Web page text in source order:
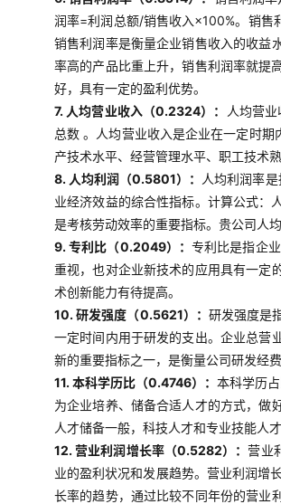
润率=利润总额/销售收入×100%。销售
销售利润率是衡量企业销售收入的收益
率高的产品比重上升，销售利润率就提
好，具有一定的盈利优势。
7. 人均营业收入（0.2324）：
人均营
总数 。人均营业收入是企业在一定时
产技术水平、经营管理水平、职工技术
8. 人均利润（0.5801）： 人均利润率
业经济效益的综合性指标。计算公式：
是考核劳动效率的重要指标。贵公司人
9. 专利比（0.2049）： 专利比是指企
重视，也对企业新技术的应用具有一定
术创新能力有待提高。
10. 研发强度（0.5621）： 研发强度是
一定时间内用于研发的支出。企业总营
新的重要指标之一，是衡量公司研发经
11. 本科学历比（0.4746）： 本科学历
为企业培养、储备合适人才的方式，做
人才储备一般，科技人才和专业技能人才
12. 营业利润增长率（0.5282）：营业
业的盈利状况和发展趋势。营业利润增
长率的趋势，通过比较不同年份的营业